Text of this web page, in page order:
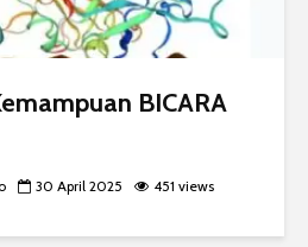
BICARA
30 April 2025 451 views